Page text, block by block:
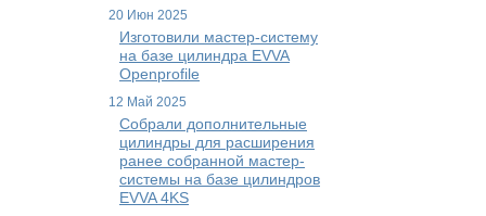
20 Июн 2025
Изготовили мастер-систему
на базе цилиндра EVVA
Openprofile
12 Май 2025
Собрали дополнительные
цилиндры для расширения
ранее собранной мастер-
системы на базе цилиндров
EVVA 4KS